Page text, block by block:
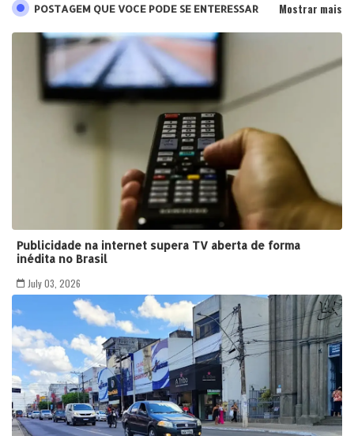
POSTAGEM QUE VOCE PODE SE ENTERESSAR Mostrar mais
Publicidade na internet supera TV aberta de forma
inédita no Brasil
July 03, 2026